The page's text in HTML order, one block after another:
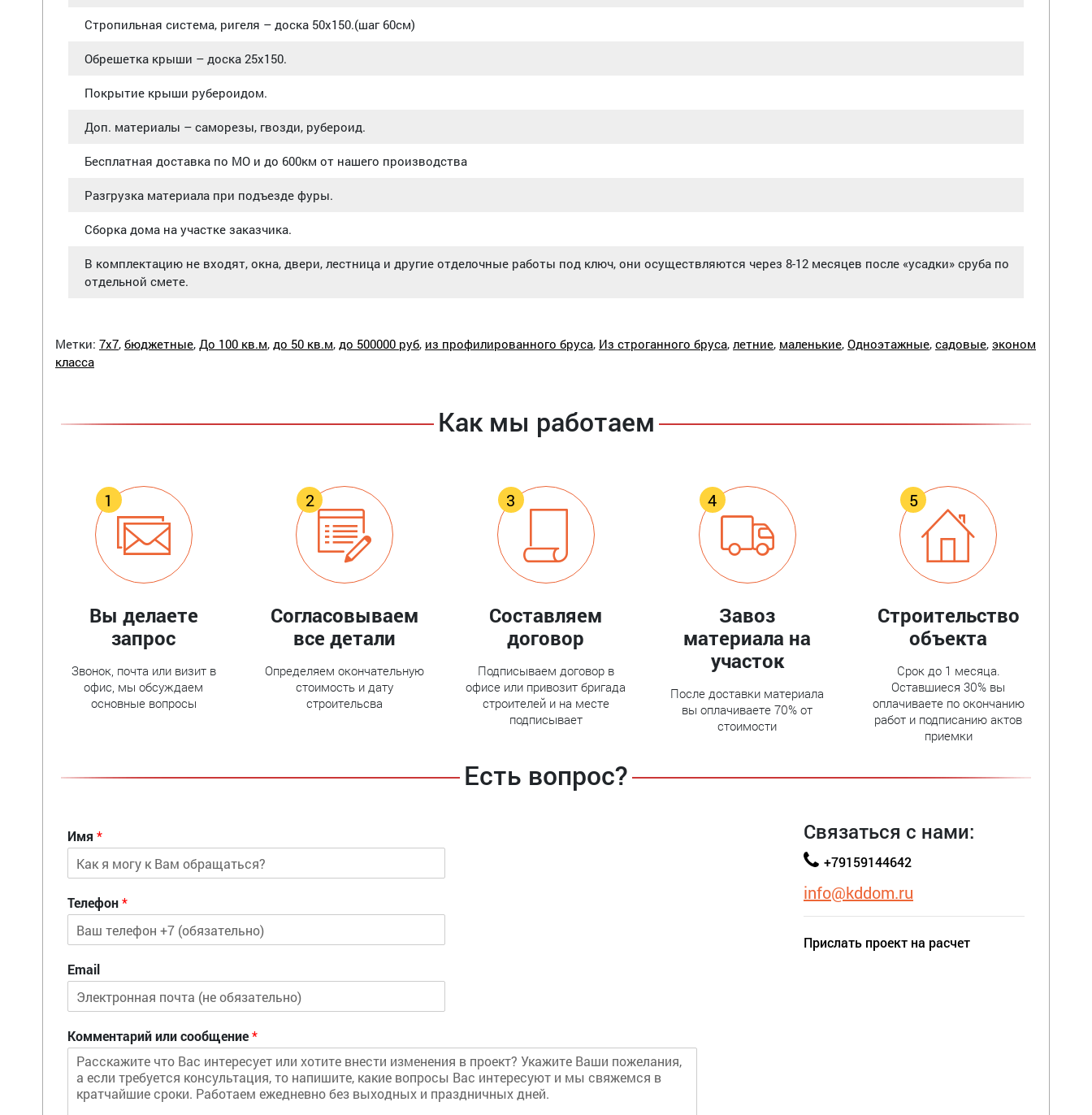
Стропильная система, ригеля – доска 50х150.(шаг 60см)
Обрешетка крыши – доска 25х150.
Покрытие крыши рубероидом.
Доп. материалы – саморезы, гвозди, рубероид.
Бесплатная доставка по МО и до 600км от нашего производства
Разгрузка материала при подъезде фуры.
Сборка дома на участке заказчика.
В комплектацию не входят, окна, двери, лестница и другие отделочные работы под ключ, они осуществляются через 8-12 месяцев после «усадки» сруба по
отдельной смете.
Метки: 7х7, бюджетные, До 100 кв.м, до 50 кв.м, до 500000 руб, из профилированного бруса, Из строганного бруса, летние, маленькие, Одноэтажные, садовые, эконом
класса
Как мы работаем
Вы делаете
запрос
Звонок, почта или визит в
офис, мы обсуждаем
основные вопросы
Согласовываем
все детали
Определяем окончательную
стоимость и дату
строительсва
Составляем
договор
Подписываем договор в
офисе или привозит бригада
строителей и на месте
подписывает
Завоз
материала на
участок
После доставки материала
вы оплачиваете 70% от
стоимости
Строительство
объекта
Срок до 1 месяца.
Оставшиеся 30% вы
оплачиваете по окончанию
работ и подписанию актов
приемки
Есть вопрос?
Имя *
Телефон*
Email
Комментарий или сообщение*
Связаться с нами:
+79159144642
info@kddom.ru
Прислать проект на расчет